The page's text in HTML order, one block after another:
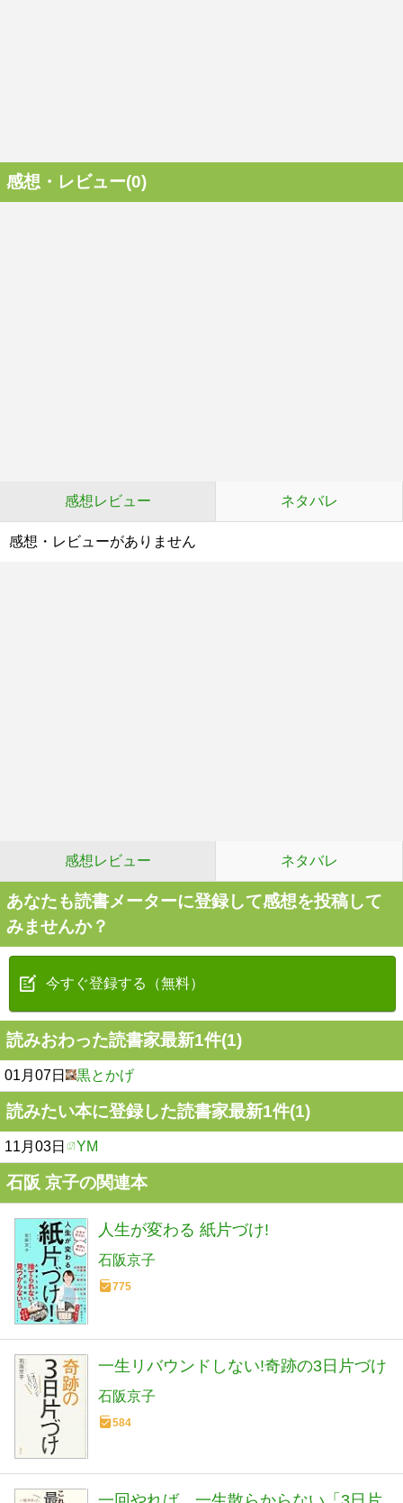
感想・レビュー(0)
感想レビュー ネタバレ
感想・レビューがありません
感想レビュー ネタバレ
あなたも読書メーターに登録して感想を投稿して
みませんか？
今すぐ登録する（無料）
読みおわった読書家最新1件(1)
01月07日 黒とかげ
読みたい本に登録した読書家最新1件(1)
11月03日 YM
石阪 京子の関連本
人生が変わる 紙片づけ!
石阪京子
775
一生リバウンドしない!奇跡の3日片づけ
石阪京子
584